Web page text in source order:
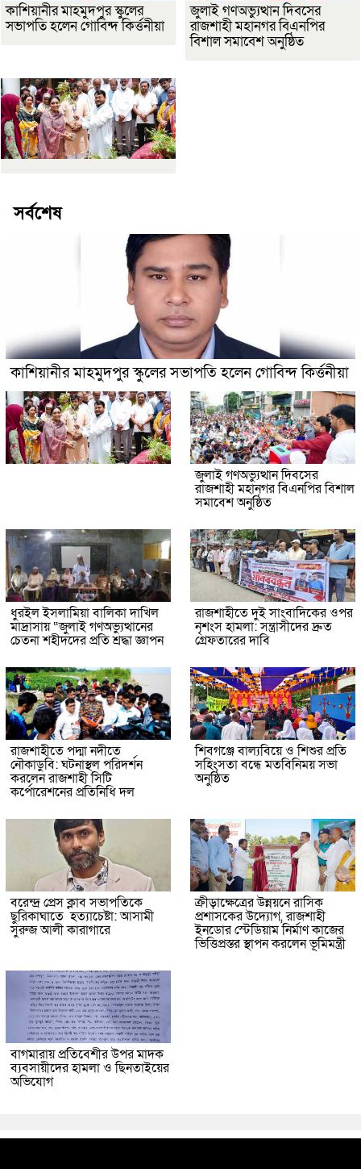
কাশিয়ানীর মাহমুদপুর স্কুলের
সভাপতি হলেন গোবিন্দ কির্ত্তনীয়া
জুলাই গণঅভ্যুত্থান দিবসের
রাজশাহী মহানগর বিএনপির
বিশাল সমাবেশ অনুষ্ঠিত
সর্বশেষ
কাশিয়ানীর মাহমুদপুর স্কুলের সভাপতি হলেন গোবিন্দ কির্ত্তনীয়া
জুলাই গণঅভ্যুত্থান দিবসের
রাজশাহী মহানগর বিএনপির বিশাল
সমাবেশ অনুষ্ঠিত
ধুরইল ইসলামিয়া বালিকা দাখিল
মাদ্রাসায় “জুলাই গণঅভ্যুত্থানের
চেতনা শহীদদের প্রতি শ্রদ্ধা জ্ঞাপন
রাজশাহীতে দুই সাংবাদিকের ওপর
নৃশংস হামলা: সন্ত্রাসীদের দ্রুত
গ্রেফতারের দাবি
রাজশাহীতে পদ্মা নদীতে
নৌকাডুবি: ঘটনাস্থল পরিদর্শন
করলেন রাজশাহী সিটি
কর্পোরেশনের প্রতিনিধি দল
শিবগঞ্জে বাল্যবিয়ে ও শিশুর প্রতি
সহিংসতা বন্ধে মতবিনিময় সভা
অনুষ্ঠিত
বরেন্দ্র প্রেস ক্লাব সভাপতিকে
ছুরিকাঘাতে হত্যাচেষ্টা: আসামী
সুরুজ আলী কারাগারে
ক্রীড়াক্ষেত্রের উন্নয়নে রাসিক
প্রশাসকের উদ্যোগ, রাজশাহী
ইনডোর স্টেডিয়াম নির্মাণ কাজের
ভিত্তিপ্রস্তর স্থাপন করলেন ভূমিমন্ত্রী
বাগমারায় প্রতিবেশীর উপর মাদক
ব্যবসায়ীদের হামলা ও ছিনতাইয়ের
অভিযোগ